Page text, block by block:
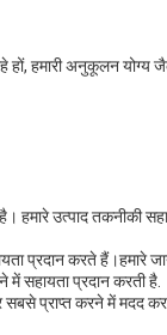
हों, हमारी अनुकूलन
हमारे उत्पाद तकनीकी
प्रदान करते हैं।हमारे
सहायता प्रदान करती है.
प्राप्त करने में मदद